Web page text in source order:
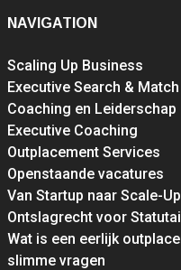
NAVIGATION
Scaling Up Business
Executive Search & Match
Coaching en Leiderschap
Executive Coaching
Outplacement Services
Openstaande vacatures
Van Startup naar Scale-Up
Ontslagrecht voor
Wat is een eerlijk
slimme vragen